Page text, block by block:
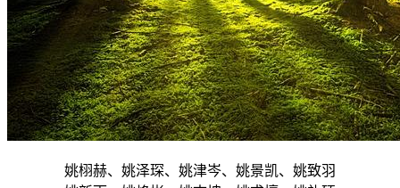
姚栩赫、姚泽琛、姚津岑、姚景凯、姚致羽